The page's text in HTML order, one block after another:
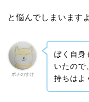
と悩んでしまいます
ポチのすけ
ぼく自身
いたので
持ちはよ